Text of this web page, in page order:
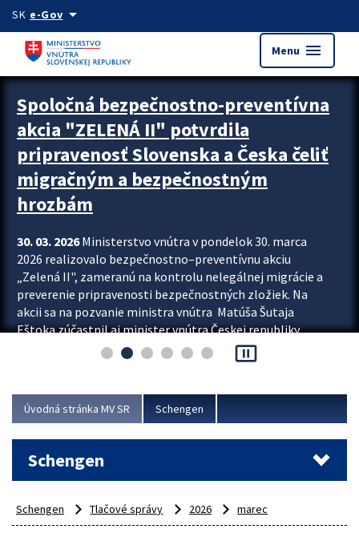
Preskocit na hlavný obsah
SK e-Govarrow_drop_down
Menu menu
Zastavit automatický posun upútavok
Spoločná bezpečnostno-preventívna
akcia "ZELENÁ II" potvrdila
pripravenosť Slovenska a Česka čeliť
migračným a bezpečnostným
hrozbám
30. 03. 2026Ministerstvo vnútra v pondelok 30. marca
2026 realizovalo bezpečnostno–preventívnu akciu
„Zelená II", zameranú na kontrolu nelegálnej migrácie a
preverenie pripravenosti bezpečnostných zložiek. Na
akcii sa na pozvanie ministra vnútra Matúša Šutaja
Eštoka zúčastnil aj minister vnútra Českej republiky
Lubomír Metnar, spolu s ďalšími zahraničnými partnermi.
Cieľom akcie bolo posilniť kontrolné mechanizmy,
demonštrovať pripravenosť Slovenska na možné...
pause_presentation
Úvodná stránka MV SR Schengen
Schengen
Schengen Tlačové správy 2026 marec